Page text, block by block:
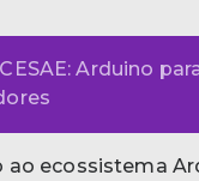
Arduino
ao ecossistema